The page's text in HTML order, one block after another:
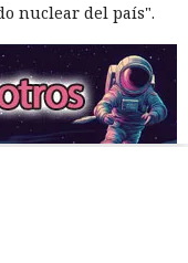
nuclear del país".